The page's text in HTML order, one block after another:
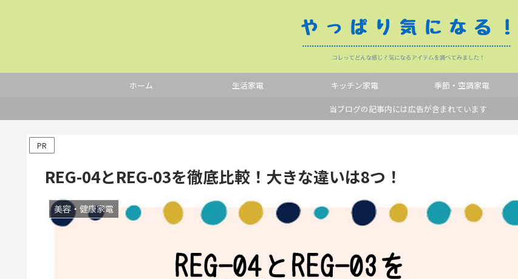
ホーム 生活家電 キッチン家電 季節・空調家電
当ブログの記事内には広告が含まれています
PR
REG-04とREG-03を徹底比較！大きな違いは8つ！
美容・健康家電